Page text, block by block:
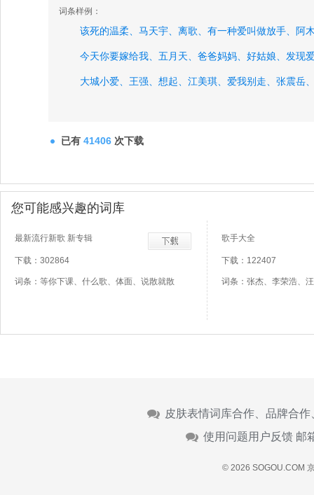
词条样例：
该死的温柔、 马天宇、 离歌、 有一种爱叫做放手、 阿
今天你要嫁给我、 五月天、 爸爸妈妈、 好姑娘、 发现
大城小爱、 王强、 想起、 江美琪、 爱我别走、 张震岳
已有 41406 次下载
您可能感兴趣的词库
最新流行新歌 新专辑
下载：302864
词条：等你下课、什么歌、体面、说散就散
歌手大全
下载：122407
词条：张杰、李荣浩、
皮肤表情词库合作、品牌合
使用问题用户反馈 邮
© 2026 SOGOU.COM